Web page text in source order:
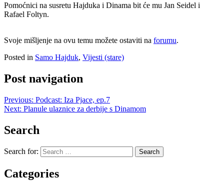
Pomoćnici na susretu Hajduka i Dinama bit će mu Jan Seidel i
Rafael Foltyn.
Svoje mišljenje na ovu temu možete ostaviti na forumu.
Posted in Samo Hajduk, Vijesti (stare)
Post navigation
Previous: Podcast: Iza Pjace, ep.7
Next: Planule ulaznice za derbije s Dinamom
Search
Search for:
Categories